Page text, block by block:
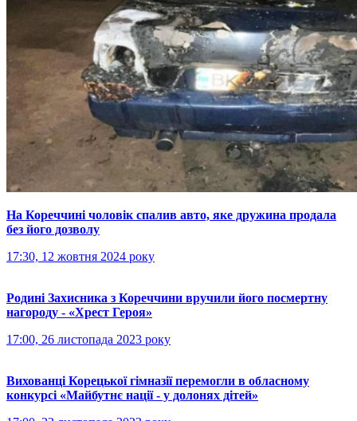
На Кореччині чоловік спалив авто, яке дружина продала
без його дозволу
17:30, 12 жовтня 2024 року
Родині Захисника з Кореччини вручили його посмертну
нагороду - «Хрест Героя»
17:00, 26 листопада 2023 року
Вихованці Корецької гімназії перемогли в обласному
конкурсі «Майбутнє нації - у долонях дітей»